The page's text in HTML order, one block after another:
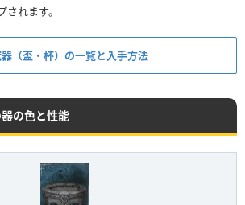
されます。
（盃・杯）の一覧と入手方法
の色と性能